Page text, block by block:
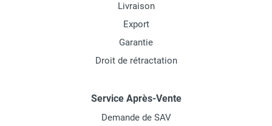
Livraison
Export
Garantie
Droit de rétractation
Service Après-Vente
Demande de SAV